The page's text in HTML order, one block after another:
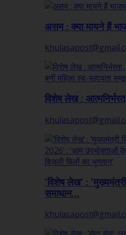
असम : क्या मायने हैं
विशेष लेख :
’विशेष लेख’ :
समाधान...